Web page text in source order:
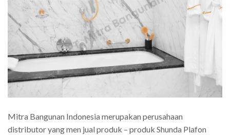
Mitra Bangunan Indonesia merupakan perusahaan
distributor yang men jual produk – produk Shunda Plafon